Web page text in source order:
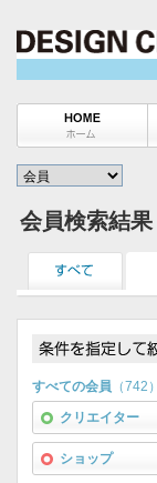
会員検索結果
すべての会員 （742）
クリエイター
ショップ